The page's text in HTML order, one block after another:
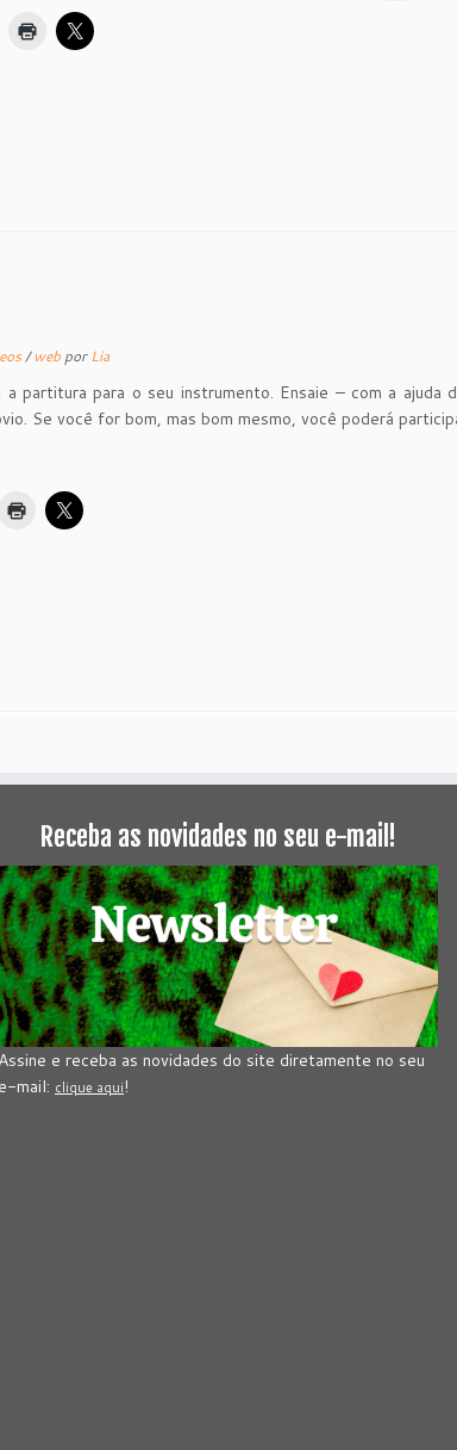
/web porLia
partitura para o seu instrumento. Ensaie – com a ajuda
Se você for bom, mas bom mesmo, você poderá
Receba as novidades no seu e-mail!
Assine e receba as novidades do site diretamente no seu
e-mail: clique aqui!